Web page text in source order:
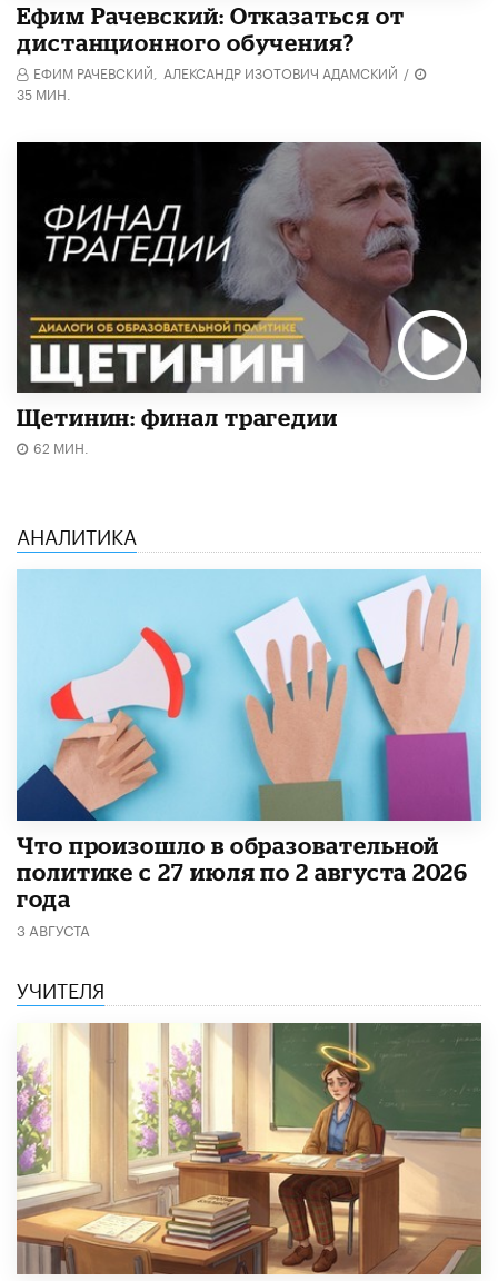
Ефим Рачевский: Отказаться от
дистанционного обучения?
ЕФИМ РАЧЕВСКИЙ, АЛЕКСАНДР ИЗОТОВИЧ АДАМСКИЙ /
35 МИН.
Щетинин: финал трагедии
62 МИН.
АНАЛИТИКА
​Что произошло в образовательной
политике с 27 июля по 2 августа 2026
года
3 АВГУСТА
УЧИТЕЛЯ